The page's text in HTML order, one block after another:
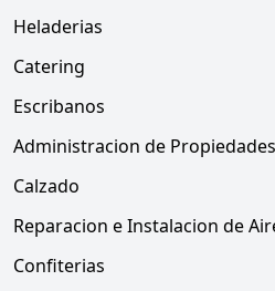
Heladerias
Catering
Escribanos
Administracion de
Calzado
Reparacion e Instalacion de
Confiterias